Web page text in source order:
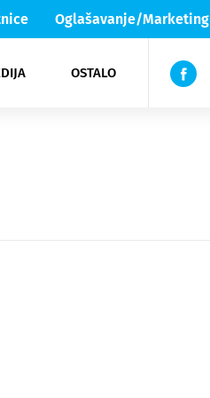
Oglašavanje/Marketing
OSTALO
Lika & Senj
TV